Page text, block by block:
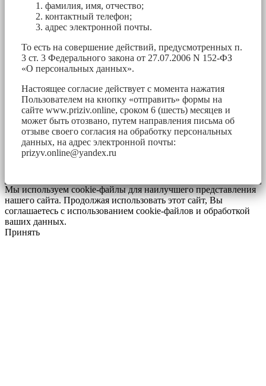
фамилия, имя, отчество;
контактный телефон;
адрес электронной почты.
То есть на совершение действий, предусмотренных п.
3 ст. 3 Федерального закона от 27.07.2006 N 152-ФЗ
«О персональных данных».
Настоящее согласие действует с момента нажатия
Пользователем на кнопку «отправить» формы на
сайте www.priziv.online, сроком 6 (шесть) месяцев и
может быть отозвано, путем направления письма об
отзыве своего согласия на обработку персональных
данных, на адрес электронной почты:
prizyv.online@yandex.ru
Мы используем cookie-файлы для наилучшего представления
нашего сайта. Продолжая использовать этот сайт, Вы
соглашаетесь с использованием cookie-файлов и обработкой
ваших данных.
Принять